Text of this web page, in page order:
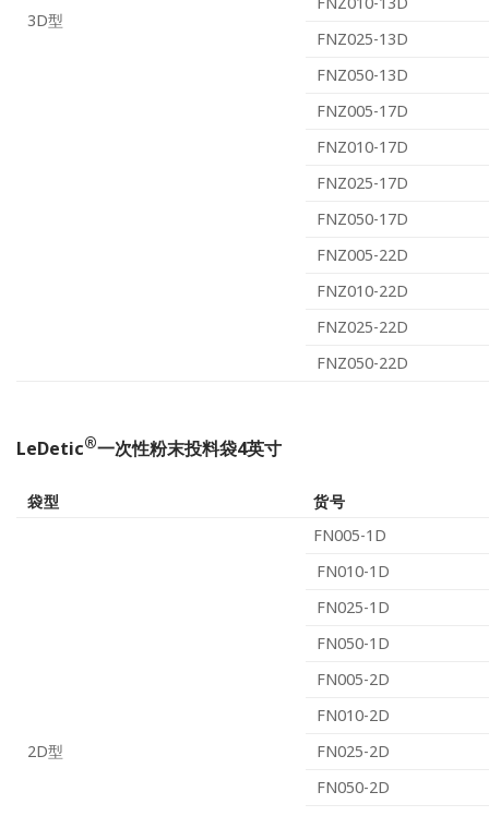
3D型
FNZ025-13D
FNZ050-13D
FNZ005-17D
FNZ010-17D
FNZ025-17D
FNZ050-17D
FNZ005-22D
FNZ010-22D
FNZ025-22D
FNZ050-22D
LeDetic®一次性粉末投料袋4英寸
袋型 货号
2D型
FN005-1D
FN010-1D
FN025-1D
FN050-1D
FN005-2D
FN010-2D
FN025-2D
FN050-2D